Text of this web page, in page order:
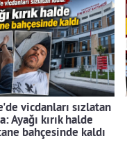
vicdanları sızlatan
Ayağı kırık halde
bahçesinde kaldı